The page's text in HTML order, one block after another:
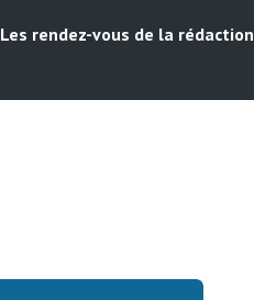
Les rendez-vous de la rédaction